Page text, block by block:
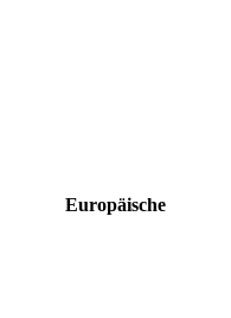
Europäische